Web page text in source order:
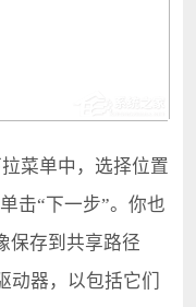
菜单中，选择位置
击“下一步”。你也
保存到共享路径
动器，以包括它们